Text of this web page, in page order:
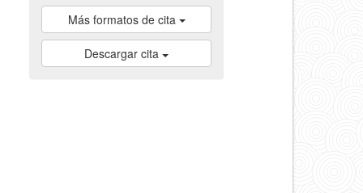
Más formatos de cita
Descargar cita